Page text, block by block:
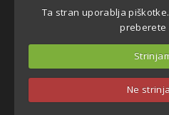
Ta stran uporablja
preberete
Ne